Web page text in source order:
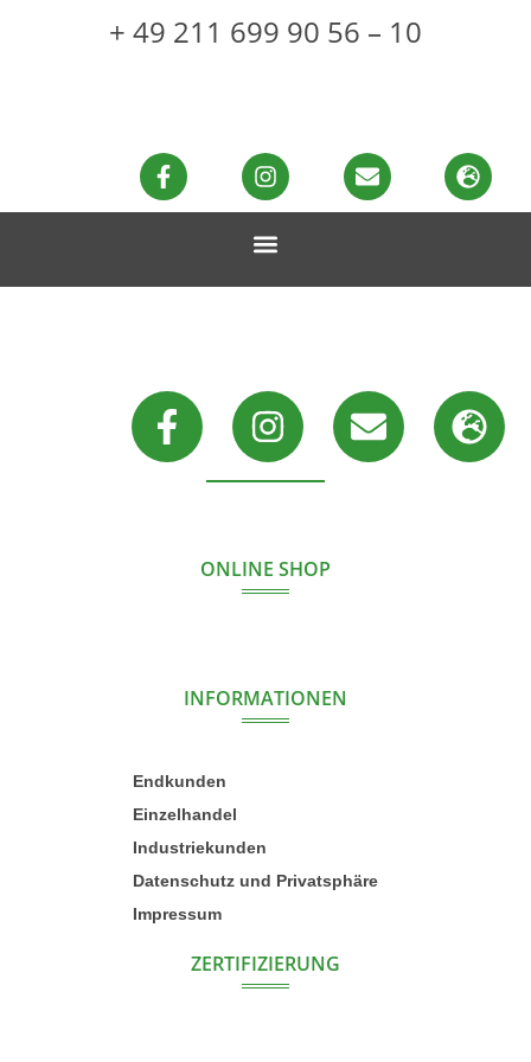
+ 49 211 699 90 56 – 10
ONLINE SHOP
INFORMATIONEN
Endkunden
Einzelhandel
Industriekunden
Datenschutz und Privatsphäre
Impressum
ZERTIFIZIERUNG